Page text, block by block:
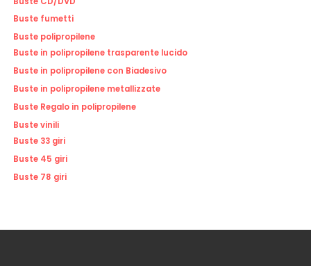
Buste fumetti
Buste polipropilene
Buste in polipropilene trasparente lucido
Buste in polipropilene con Biadesivo
Buste in polipropilene metallizzate
Buste Regalo in polipropilene
Buste vinili
Buste 33 giri
Buste 45 giri
Buste 78 giri